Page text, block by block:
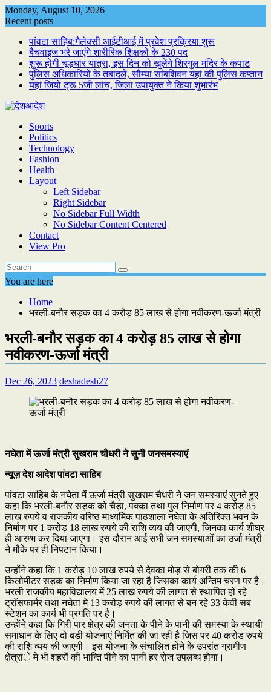
Skip
to
Monday, August 10, 2026
Recent posts
पांवटा साहिब:गैलेक्सी आईटीआई में प्रवेश प्रक्रिया शुरू
बैचवाइज भरे जाएंगे शारीरिक शिक्षकों के 230 पद
शुरू होगी चूड़धार यात्रा, इस दिन को खुलेंगे शिरगुल मंदिर के कपाट
पुलिस अधिकारियों के तबादले, सौम्या सांबशिवन यहां की पुलिस कप्तान
यहां जियो ट्रू 5जी लांच, जिला उपायुक्त ने किया शुभारंभ
Sports
Politics
Technology
Fashion
Health
Layout
Left Sidebar
Right Sidebar
No Sidebar Full Width
No Sidebar Content Centered
Contact
View Pro
You are here
Home
भरली-बनौर सड़क का 4 करोड़ 85 लाख से होगा नवीकरण-ऊर्जा मंत्री
भरली-बनौर सड़क का 4 करोड़ 85 लाख से होगा
नवीकरण-ऊर्जा मंत्री
Dec 26, 2023 deshadesh27
नघेता में ऊर्जा मंत्री सुखराम चौधरी ने सुनी जनसमस्याएं
न्यूज़ देश आदेश पांवटा साहिब
पांवटा साहिब के नघेता में ऊर्जा मंत्री सुखराम चैधरी ने जन समस्याएं सुनते हुए
कहा कि भरली-बनौर सड़क को चैड़ा, पक्का तथा पुल निर्माण पर 4 करोड़ 85
लाख रुपये व राजकीय वरिष्ठ माध्यमिक पाठशाला नघेता के अतिरिक्त भवन के
निर्माण पर 1 करोड़ 18 लाख रुपये की राशि व्यय की जाएगी, जिनका कार्य शीघ्र
ही आरम्भ कर दिया जाएगा। इस दौरान आई सभी जन समस्याओं का उर्जा मंत्री
ने मौके पर ही निपटान किया।
उन्होंने कहा कि 1 करोड़ 10 लाख रुपये से देवका मोड़ से बोगरी तक की 6
किलोमीटर सड़क का निर्माण किया जा रहा है जिसका कार्य अन्तिम चरण पर है।
भरली राजकीय महाविद्यालय में 25 लाख रुपये की लागत से स्थापित हो रहे
ट्राॅसफार्मर तथा नघेता मे 13 करोड़ रुपये की लागत से बन रहे 33 केवी सब
स्टेशन का कार्य भी प्रगति पर है।
उन्होंने कहा कि गिरी पार क्षेत्र की जनता के पीने के पानी की समस्या के स्थायी
समाधान के लिए दो बडी योजनाएं निर्मित की जा रही है जिस पर 40 करोड रुपये
की राशि व्यय की जाएगी। इस योजना के संचालित होने के उपरांत ग्रामीण
क्षेत्रांे मे भी शहरों की भान्ति पीने का पानी हर रोज उपलब्ध होगा।